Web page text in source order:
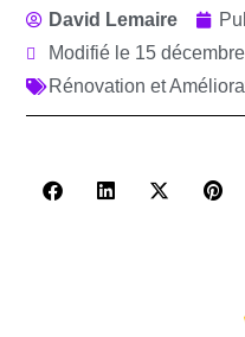
David Lemaire
Modifié le 15
Rénovation et